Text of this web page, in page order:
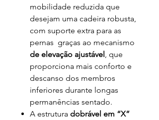
mobilidade reduzida que
desejam uma cadeira robusta,
com suporte extra para as
pernas graças ao mecanismo
de elevação ajustável , que
proporciona mais conforto e
descanso dos membros
inferiores durante longas
permanências sentado.
A estrutura dobrável em “X”